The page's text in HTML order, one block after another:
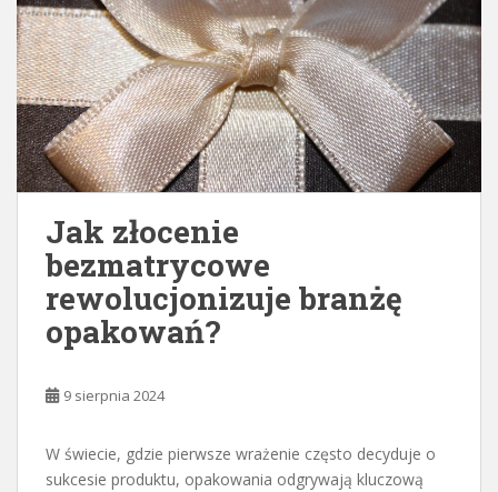
Jak złocenie
bezmatrycowe
rewolucjonizuje branżę
opakowań?
9 sierpnia 2024
W świecie, gdzie pierwsze wrażenie często decyduje o
sukcesie produktu, opakowania odgrywają kluczową